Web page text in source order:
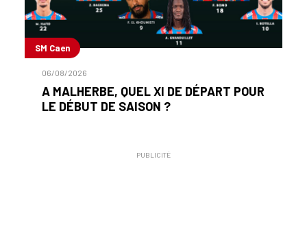
SM Caen
06/08/2026
A MALHERBE, QUEL XI DE DÉPART POUR
LE DÉBUT DE SAISON ?
PUBLICITÉ